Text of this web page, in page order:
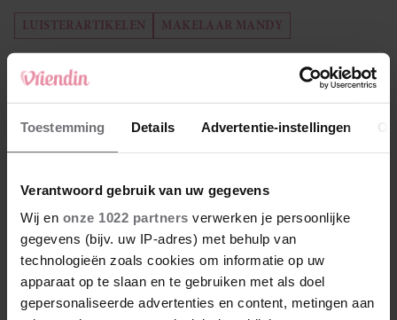
Toestemming Details Advertentie-instellingen
Verantwoord gebruik van uw gegevens
Wij en onze 1022 partners verwerken je persoonlijke
gegevens (bijv. uw IP-adres) met behulp van
technologieën zoals cookies om informatie op uw
apparaat op te slaan en te gebruiken met als doel
gepersonaliseerde advertenties en content, metingen aan
LUISTERARTIKELEN MAKELAAR MANDY
Uit andere media